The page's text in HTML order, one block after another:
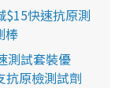
$15快速抗原測
棒
測試套裝優
抗原檢測試劑